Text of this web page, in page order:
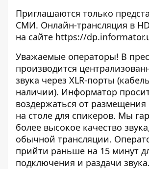
Приглашаются только
СМИ. Онлайн-трансляция в
на сайте https://
Уважаемые операторы! В
производится
звука через XLR-порты
наличии). Информатор
воздержаться от
на столе для спикеров. Мы
более высокое качество
обычной трансляции.
прийти раньше на 15 минут
подключения и раздачи звука.